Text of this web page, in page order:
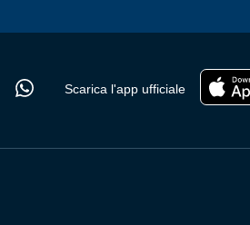
Scarica l'app ufficiale